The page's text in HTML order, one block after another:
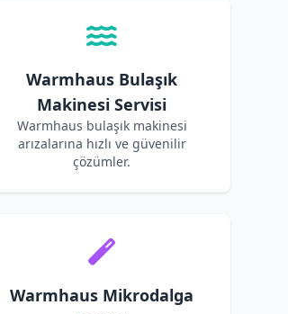
Warmhaus Bulaşık
Makinesi Servisi
Warmhaus bulaşık makinesi
arızalarına hızlı ve güvenilir
çözümler.
Warmhaus Mikrodalga